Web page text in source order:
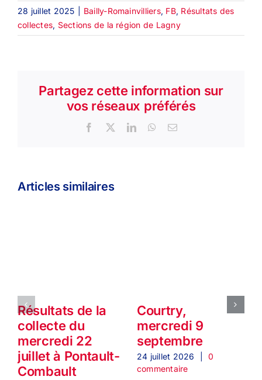
28 juillet 2025 Bailly-Romainvilliers, FB, Résultats des
collectes, Sections de la région de Lagny
Partagez cette information sur
vos réseaux préférés
Facebook
X LinkedInWhatsApp
Email
Articles similaires
Résultats de la
collecte du
mercredi 22
juillet à Pontault-
Combault
Courtry,
mercredi 9
septembre
24 juillet 2026
0
commentaire